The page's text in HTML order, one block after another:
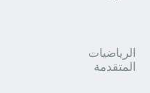
الرياضيات
المتقدمة